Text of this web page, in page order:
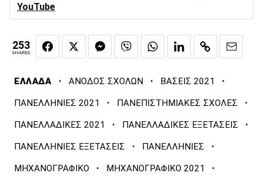
YouTube
253
SHARES
ΕΛΛΑΔΑ · ΑΝΟΔΟΣ ΣΧΟΛΩΝ · ΒΑΣΕΙΣ 2021 ·
ΠΑΝΕΛΛΗΝΙΕΣ 2021 · ΠΑΝΕΠΙΣΤΗΜΙΑΚΕΣ ΣΧΟΛΕΣ ·
ΠΑΝΕΛΛΑΔΙΚΕΣ 2021 · ΠΑΝΕΛΛΑΔΙΚΕΣ ΕΞΕΤΑΣΕΙΣ ·
ΠΑΝΕΛΛΗΝΙΕΣ ΕΞΕΤΑΣΕΙΣ · ΠΑΝΕΛΛΗΝΙΕΣ ·
ΜΗΧΑΝΟΓΡΑΦΙΚΟ · ΜΗΧΑΝΟΓΡΑΦΙΚΟ 2021 ·